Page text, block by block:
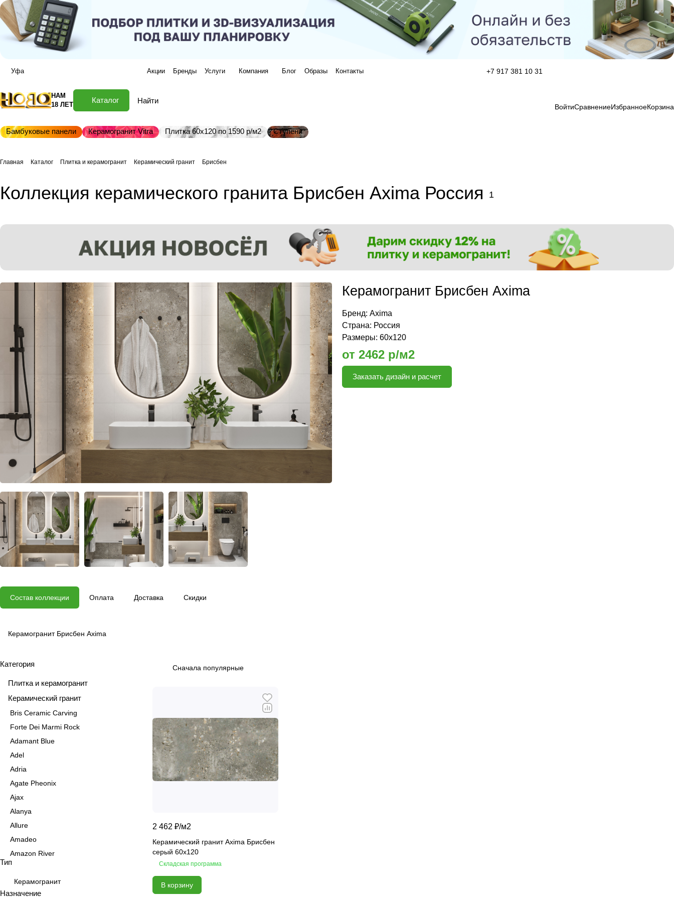
Уфа Акции Бренды Услуги Компания Блог Образы Контакты +7 917 381 10 31
НАМ
18 ЛЕТ
Каталог
ВойтиСравнениеИзбранноеКорзина
Бамбуковые панели Керамогранит Vitra Плитка 60х120 по 1590 р/м2 Ступени
Главная Каталог Плитка и керамогранит Керамический гранит Брисбен
Коллекция керамического гранита Брисбен Axima Россия 1
Керамогранит Брисбен Axima
Бренд: Axima
Страна: Россия
Размеры: 60x120
от 2462 р/м2
Заказать дизайн и расчет
Состав коллекции Оплата Доставка Скидки
Керамогранит Брисбен Axima
Сначала популярные
2 462 ₽/м2
Керамический гранит Axima Брисбен
серый 60х120
Складская программа
В корзину
Категория
Плитка и керамогранит
Керамический гранит
Bris Ceramic Carving
Forte Dei Marmi Rock
Adamant Blue
Adel
Adria
Agate Pheonix
Ajax
Alanya
Allure
Amadeo
Amazon River
Amber Agate
American Calacatta
Andrea
Тип
Керамогранит
Назначение